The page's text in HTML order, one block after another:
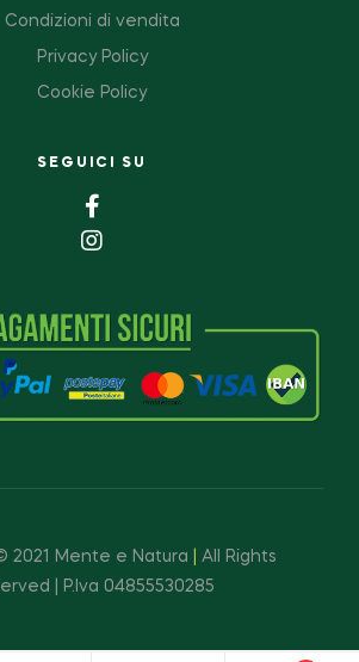
Condizioni di vendita
Privacy Policy
Cookie Policy
SEGUICI SU
2021 Mente e Natura
All Rights
| P.Iva 04855530285